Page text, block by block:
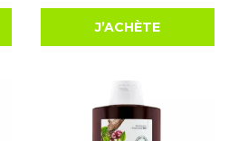
J’ACHÈTE